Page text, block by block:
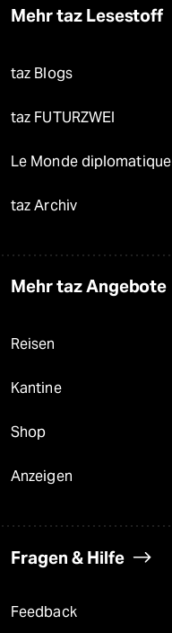
Mehr taz Lesestoff
taz Blogs
taz FUTURZWEI
Le Monde diplomatique
taz Archiv
Mehr taz Angebote
Reisen
Kantine
Shop
Anzeigen
Fragen & Hilfe
Feedback